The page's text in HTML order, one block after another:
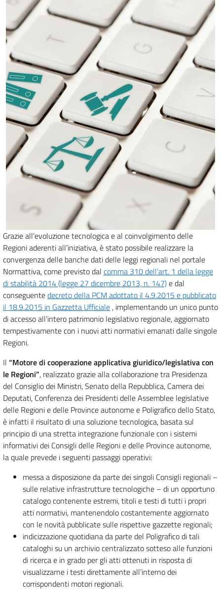
Grazie all’evoluzione tecnologica e al coinvolgimento delle
Regioni aderenti all’iniziativa, è stato possibile realizzare la
convergenza delle banche dati delle leggi regionali nel portale
Normattiva, come previsto dal comma 310 dell’art. 1 della legge
di stabilità 2014 (legge 27 dicembre 2013, n. 147)e dal
conseguentedecreto della PCM adottato il 4.9.2015 e pubblicato
il 18.9.2015 in Gazzetta Ufficiale , implementando un unico punto
di accesso all’intero patrimonio legislativo regionale, aggiornato
tempestivamente con i nuovi atti normativi emanati dalle singole
Regioni.
Il “Motore di cooperazione applicativa giuridico/legislativa con
le Regioni”, realizzato grazie alla collaborazione tra Presidenza
del Consiglio dei Ministri, Senato della Repubblica, Camera dei
Deputati, Conferenza dei Presidenti delle Assemblee legislative
delle Regioni e delle Province autonome e Poligrafico dello Stato,
è infatti il risultato di una soluzione tecnologica, basata sul
principio di una stretta integrazione funzionale con i sistemi
informativi dei Consigli delle Regioni e delle Province autonome,
la quale prevede i seguenti passaggi operativi:
messa a disposizione da parte dei singoli Consigli regionali –
sulle relative infrastrutture tecnologiche – di un opportuno
catalogo contenente estremi, titoli e testi di tutti i propri
atti normativi, mantenendolo costantemente aggiornato
con le novità pubblicate sulle rispettive gazzette regionali;
indicizzazione quotidiana da parte del Poligrafico di tali
cataloghi su un archivio centralizzato sotteso alle funzioni
di ricerca e in grado per gli atti ottenuti in risposta di
visualizzarne i testi direttamente all’interno dei
corrispondenti motori regionali.